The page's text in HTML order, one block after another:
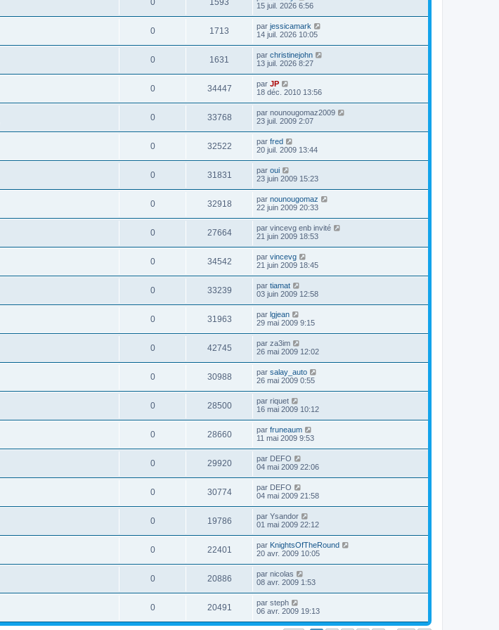
0 1593
15 juil. 2026 6:56
0 1713 par jessicamark
14 juil. 2026 10:05
0 1631 par christinejohn
13 juil. 2026 8:27
0 34447 par JP
18 déc. 2010 13:56
0 33768 par nounougomaz2009
23 juil. 2009 2:07
0 32522 par fred
20 juil. 2009 13:44
0 31831 par oui
23 juin 2009 15:23
0 32918 par nounougomaz
22 juin 2009 20:33
0 27664 par vincevg enb invité
21 juin 2009 18:53
0 34542 par vincevg
21 juin 2009 18:45
0 33239 par tiamat
03 juin 2009 12:58
0 31963 par lgjean
29 mai 2009 9:15
0 42745 par za3im
26 mai 2009 12:02
0 30988 par salay_auto
26 mai 2009 0:55
0 28500 par riquet
16 mai 2009 10:12
0 28660 par fruneaum
11 mai 2009 9:53
0 29920 par DEFO
04 mai 2009 22:06
0 30774 par DEFO
04 mai 2009 21:58
0 19786 par Ysandor
01 mai 2009 22:12
0 22401 par KnightsOfTheRound
20 avr. 2009 10:05
0 20886 par nicolas
08 avr. 2009 1:53
0 20491 par steph
06 avr. 2009 19:13